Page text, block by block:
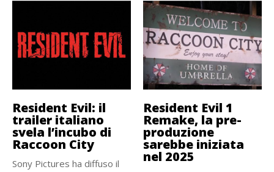
Resident Evil: il
trailer italiano
svela l’incubo di
Raccoon City
Sony Pictures ha diffuso il
Resident Evil 1
Remake, la pre-
produzione
sarebbe iniziata
nel 2025